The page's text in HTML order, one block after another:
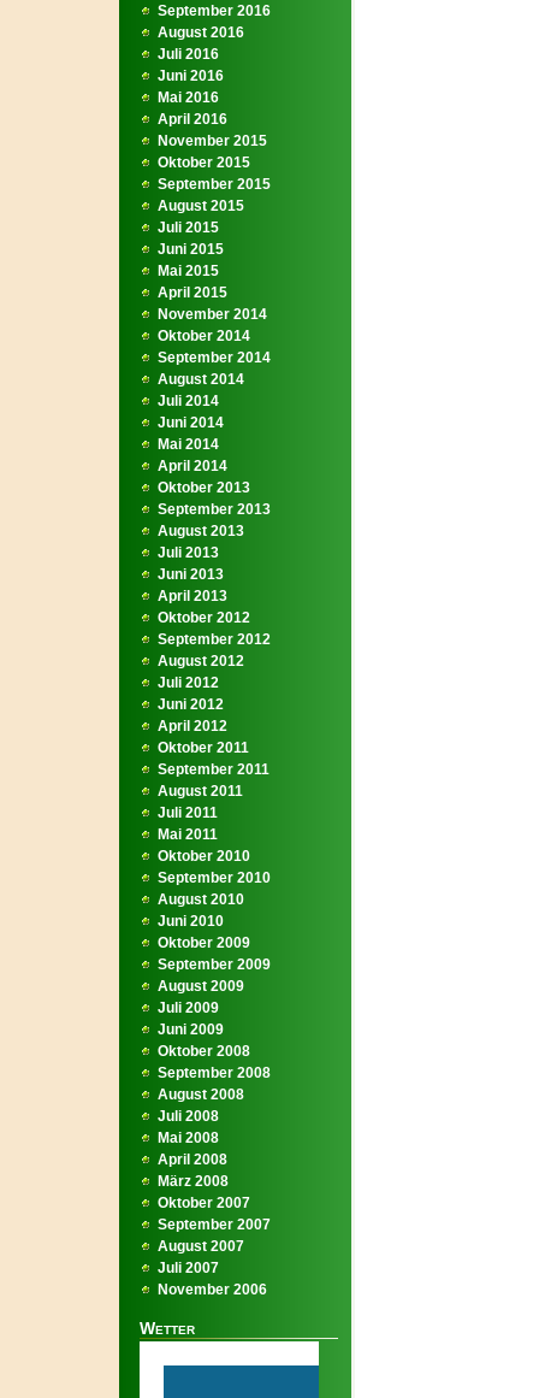
September 2016
August 2016
Juli 2016
Juni 2016
Mai 2016
April 2016
November 2015
Oktober 2015
September 2015
August 2015
Juli 2015
Juni 2015
Mai 2015
April 2015
November 2014
Oktober 2014
September 2014
August 2014
Juli 2014
Juni 2014
Mai 2014
April 2014
Oktober 2013
September 2013
August 2013
Juli 2013
Juni 2013
April 2013
Oktober 2012
September 2012
August 2012
Juli 2012
Juni 2012
April 2012
Oktober 2011
September 2011
August 2011
Juli 2011
Mai 2011
Oktober 2010
September 2010
August 2010
Juni 2010
Oktober 2009
September 2009
August 2009
Juli 2009
Juni 2009
Oktober 2008
September 2008
August 2008
Juli 2008
Mai 2008
April 2008
März 2008
Oktober 2007
September 2007
August 2007
Juli 2007
November 2006
Wetter